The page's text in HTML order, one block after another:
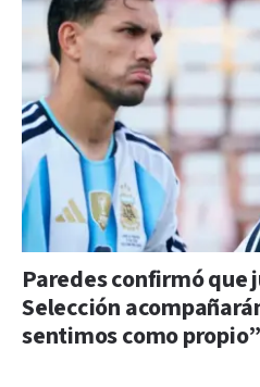
Paredes confirmó que
Selección
sentimos como propio”